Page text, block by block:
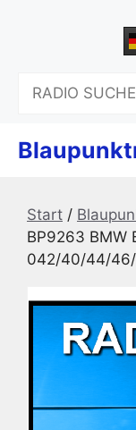
Start /
BP9263 BMW
042/40/44/